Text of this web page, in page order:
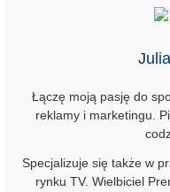
Łączę moją pasję do
reklamy i marketingu.
Specjalizuje się także w
rynku TV. Wielbiciel